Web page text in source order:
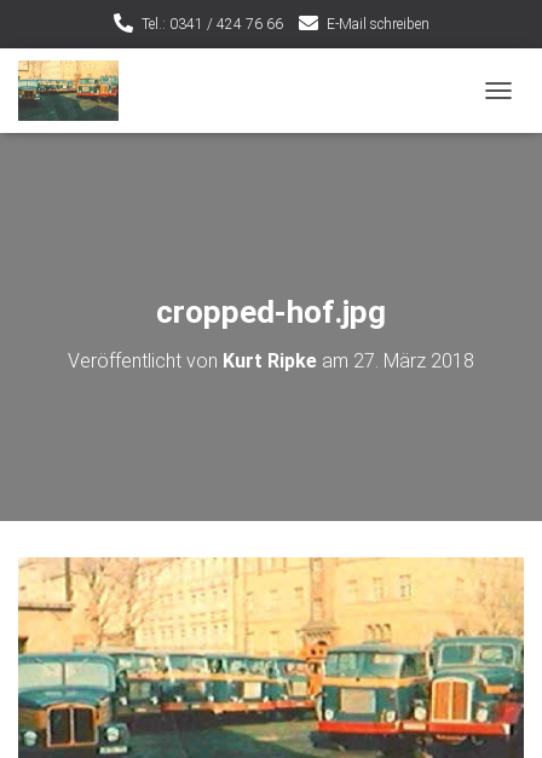
Tel.: 0341 / 424 76 66 E-Mail schreiben
cropped-hof.jpg
Veröffentlicht von Kurt Ripke am 27. März 2018